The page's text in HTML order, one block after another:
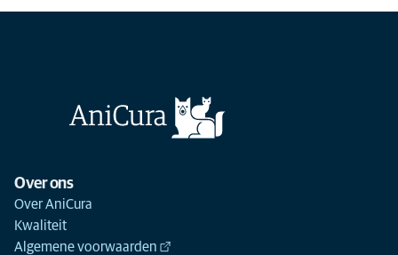
Over ons
Over AniCura
Kwaliteit
Algemene voorwaarden